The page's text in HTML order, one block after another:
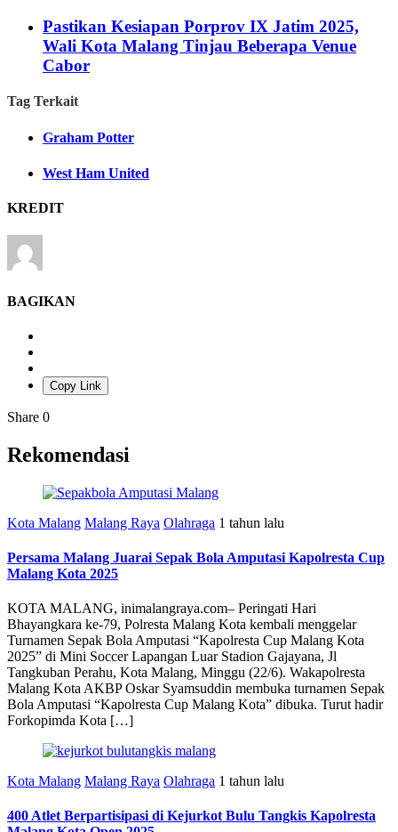
Pastikan Kesiapan Porprov IX Jatim 2025,
Wali Kota Malang Tinjau Beberapa Venue
Cabor
Tag Terkait
Graham Potter
West Ham United
KREDIT
BAGIKAN
Copy Link
Share 0
Rekomendasi
Kota Malang Malang Raya Olahraga 1 tahun lalu
Persama Malang Juarai Sepak Bola Amputasi Kapolresta Cup
Malang Kota 2025
KOTA MALANG, inimalangraya.com– Peringati Hari
Bhayangkara ke-79, Polresta Malang Kota kembali menggelar
Turnamen Sepak Bola Amputasi “Kapolresta Cup Malang Kota
2025” di Mini Soccer Lapangan Luar Stadion Gajayana, Jl
Tangkuban Perahu, Kota Malang, Minggu (22/6). Wakapolresta
Malang Kota AKBP Oskar Syamsuddin membuka turnamen Sepak
Bola Amputasi “Kapolresta Cup Malang Kota” dibuka. Turut hadir
Forkopimda Kota […]
Kota Malang Malang Raya Olahraga 1 tahun lalu
400 Atlet Berpartisipasi di Kejurkot Bulu Tangkis Kapolresta